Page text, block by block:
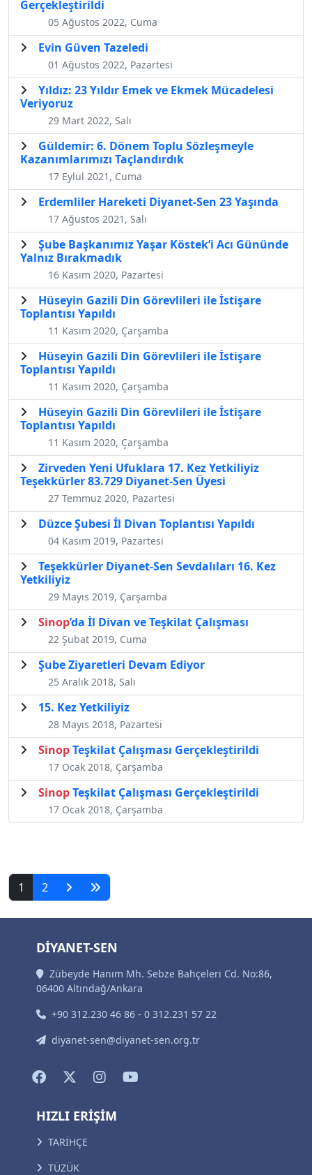
Gerçekleştirildi
05 Ağustos 2022, Cuma
Evin Güven Tazeledi
01 Ağustos 2022, Pazartesi
Yıldız: 23 Yıldır Emek ve Ekmek Mücadelesi
Veriyoruz
29 Mart 2022, Salı
Güldemir: 6. Dönem Toplu Sözleşmeyle
Kazanımlarımızı Taçlandırdık
17 Eylül 2021, Cuma
Erdemliler Hareketi Diyanet-Sen 23 Yaşında
17 Ağustos 2021, Salı
Şube Başkanımız Yaşar Köstek’i Acı Gününde
Yalnız Bırakmadık
16 Kasım 2020, Pazartesi
Hüseyin Gazili Din Görevlileri ile İstişare
Toplantısı Yapıldı
11 Kasım 2020, Çarşamba
Hüseyin Gazili Din Görevlileri ile İstişare
Toplantısı Yapıldı
11 Kasım 2020, Çarşamba
Hüseyin Gazili Din Görevlileri ile İstişare
Toplantısı Yapıldı
11 Kasım 2020, Çarşamba
Zirveden Yeni Ufuklara 17. Kez Yetkiliyiz
Teşekkürler 83.729 Diyanet-Sen Üyesi
27 Temmuz 2020, Pazartesi
Düzce Şubesi İl Divan Toplantısı Yapıldı
04 Kasım 2019, Pazartesi
Teşekkürler Diyanet-Sen Sevdalıları 16. Kez
Yetkiliyiz
29 Mayıs 2019, Çarşamba
Sinop’da İl Divan ve Teşkilat Çalışması
22 Şubat 2019, Cuma
Şube Ziyaretleri Devam Ediyor
25 Aralık 2018, Salı
15. Kez Yetkiliyiz
28 Mayıs 2018, Pazartesi
SinopTeşkilat Çalışması Gerçekleştirildi
17 Ocak 2018, Çarşamba
SinopTeşkilat Çalışması Gerçekleştirildi
17 Ocak 2018, Çarşamba
1 2
DİYANET-SEN
Zübeyde Hanım Mh. Sebze Bahçeleri Cd. No:86,
06400 Altındağ/Ankara
+90 312.230 46 86 - 0 312.231 57 22
diyanet-sen@diyanet-sen.org.tr
HIZLI ERİŞİM
TARİHÇE
TÜZÜK